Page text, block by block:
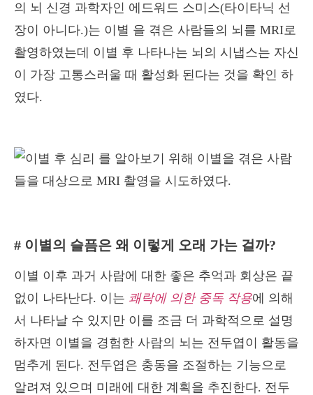
의 뇌 신경 과학자인 에드워드 스미스(타이타닉 선
장이 아니다.)는 이별 을 겪은 사람들의 뇌를 MRI로
촬영하였는데 이별 후 나타나는 뇌의 시냅스는 자신
이 가장 고통스러울 때 활성화 된다는 것을 확인 하
였다.
# 이별의 슬픔은 왜 이렇게 오래 가는 걸까?
이별 이후 과거 사람에 대한 좋은 추억과 회상은 끝
없이 나타난다. 이는 쾌락에 의한 중독 작용에 의해
서 나타날 수 있지만 이를 조금 더 과학적으로 설명
하자면 이별을 경험한 사람의 뇌는 전두엽이 활동을
멈추게 된다. 전두엽은 충동을 조절하는 기능으로
알려져 있으며 미래에 대한 계획을 추진한다. 전두